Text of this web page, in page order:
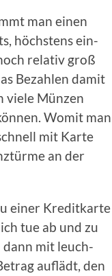
man einen
höchs­tens ein­
rela­tiv groß
Bezah­len damit
vie­le Mün­zen
Womit man
mit Kar­te
an der
einer Kre­dit­kar­te
tue ab und zu
dann mit leuch­
auf­lädt, den